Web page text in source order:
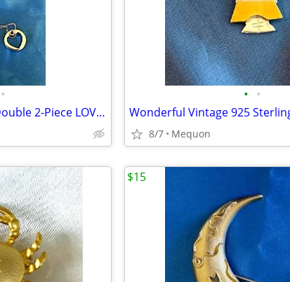
•
ELLE Jewelry 925 Sterling Double 2-Piece LOVE / DITTO Pendant Necklace
• •
8/7 Mequon
$15